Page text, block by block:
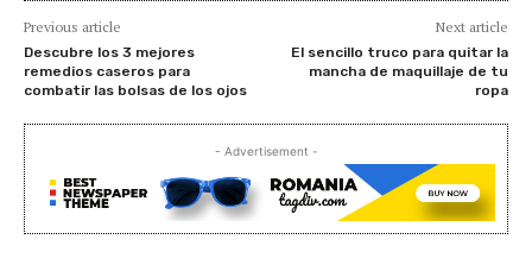
Previous article
Descubre los 3 mejores
remedios caseros para
combatir las bolsas de los ojos
Next article
El sencillo truco para quitar la
mancha de maquillaje de tu
ropa
- Advertisement -